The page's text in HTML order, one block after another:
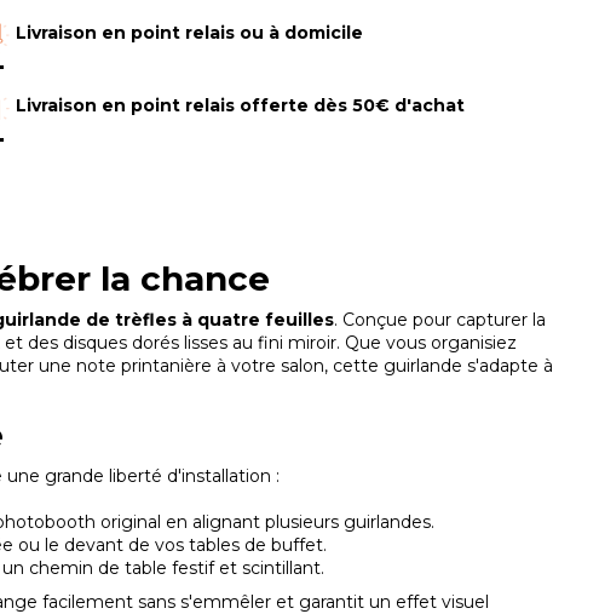
Livraison en point relais ou à domicile
Livraison en point relais offerte dès 50€ d'achat
la chance
de trèfles à quatre feuilles. Conçue pour capturer la
des disques dorés lisses au fini miroir. Que vous organisiez
une note printanière à votre salon, cette guirlande s'adapte à
une grande liberté d'installation :
original en alignant plusieurs guirlandes.
ou le devant de vos tables de buffet.
chemin de table festif et scintillant.
facilement sans s'emmêler et garantit un effet visuel